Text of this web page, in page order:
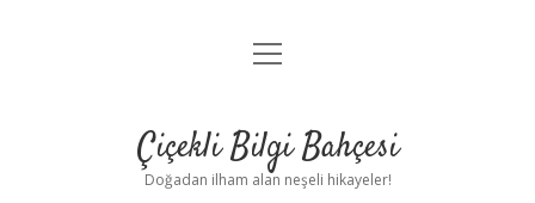
Anasayfa
Yasal Uyarı
menüyü
Çiçekli Bilgi Bahçesi
Doğadan ilham alan neşeli hikayeler!